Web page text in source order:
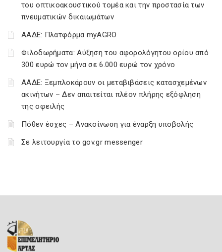
του οπτικοακουστικού τομέα και την προστασία των
πνευματικών δικαιωμάτων
ΑΑΔΕ: Πλατφόρμα myAGRO
Φιλοδωρήματα: Αύξηση του αφορολόγητου ορίου από
300 ευρώ τον μήνα σε 6.000 ευρώ τον χρόνο
ΑΑΔΕ: Ξεμπλοκάρουν οι μεταβιβάσεις κατασχεμένων
ακινήτων – Δεν απαιτείται πλέον πλήρης εξόφληση
της οφειλής
Πόθεν έσχες – Ανακοίνωση για έναρξη υποβολής
Σε λειτουργία το gov.gr messenger